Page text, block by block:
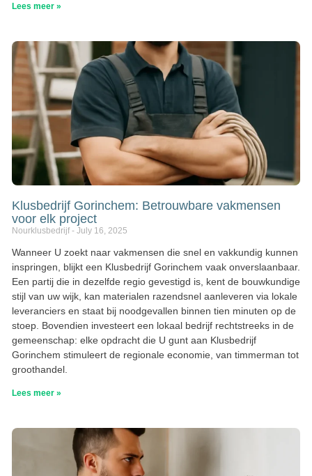
Lees meer »
Klusbedrijf Gorinchem: Betrouwbare vakmensen
voor elk project
Nourklusbedrijf July 16, 2025
Wanneer U zoekt naar vakmensen die snel en vakkundig kunnen
inspringen, blijkt een Klusbedrijf Gorinchem vaak onverslaanbaar.
Een partij die in dezelfde regio gevestigd is, kent de bouwkundige
stijl van uw wijk, kan materialen razendsnel aanleveren via lokale
leveranciers en staat bij noodgevallen binnen tien minuten op de
stoep. Bovendien investeert een lokaal bedrijf rechtstreeks in de
gemeenschap: elke opdracht die U gunt aan Klusbedrijf
Gorinchem stimuleert de regionale economie, van timmerman tot
groothandel.
Lees meer »